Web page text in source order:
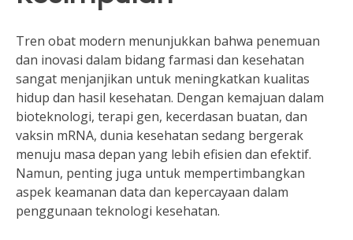
Tren obat modern menunjukkan bahwa penemuan
dan inovasi dalam bidang farmasi dan kesehatan
sangat menjanjikan untuk meningkatkan kualitas
hidup dan hasil kesehatan. Dengan kemajuan dalam
bioteknologi, terapi gen, kecerdasan buatan, dan
vaksin mRNA, dunia kesehatan sedang bergerak
menuju masa depan yang lebih efisien dan efektif.
Namun, penting juga untuk mempertimbangkan
aspek keamanan data dan kepercayaan dalam
penggunaan teknologi kesehatan.